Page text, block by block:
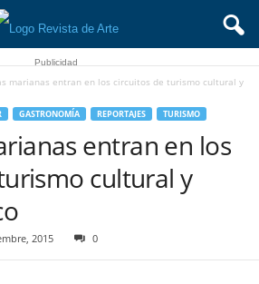
Publicidad
marianas entran en los circuitos de turismo cultural y
GASTRONOMÍA REPORTAJES TURISMO
entran en los
cultural y
2015 0